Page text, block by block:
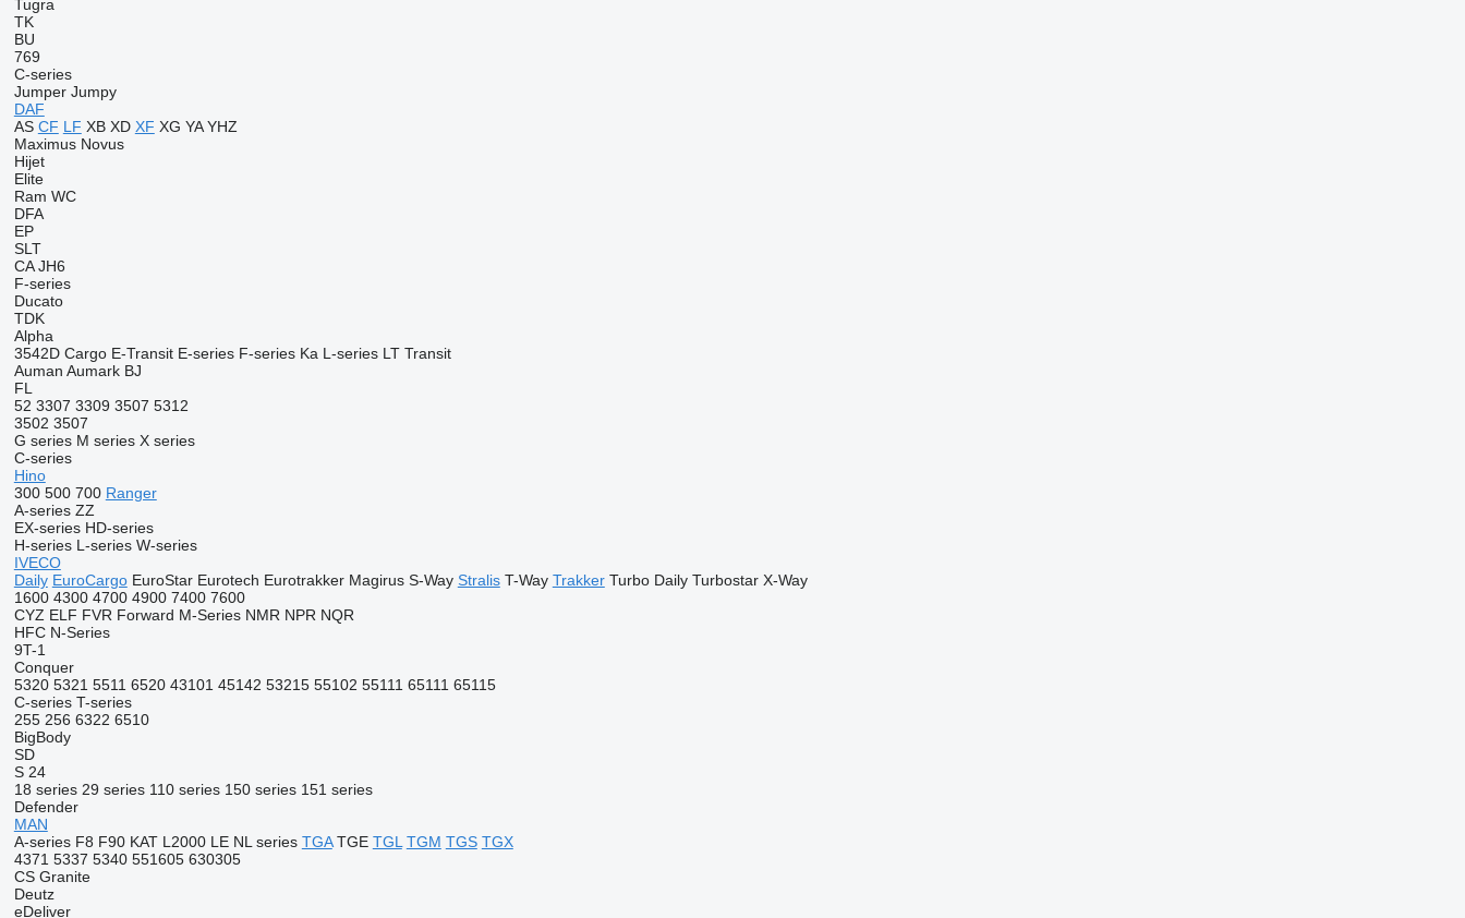
Tugra
TK
BU
769
C-series
Jumper Jumpy
DAF
AS CF LF XB XD XF XG YA YHZ
Maximus Novus
Hijet
Elite
Ram WC
DFA
EP
SLT
CA JH6
F-series
Ducato
TDK
Alpha
3542D Cargo E-Transit E-series F-series Ka L-series LT Transit
Auman Aumark BJ
FL
52 3307 3309 3507 5312
3502 3507
G series M series X series
C-series
Hino
300 500 700 Ranger
A-series ZZ
EX-series HD-series
H-series L-series W-series
IVECO
Daily EuroCargo EuroStar Eurotech Eurotrakker Magirus S-Way Stralis T-Way Trakker Turbo Daily Turbostar X-Way
1600 4300 4700 4900 7400 7600
CYZ ELF FVR Forward M-Series NMR NPR NQR
HFC N-Series
9T-1
Conquer
5320 5321 5511 6520 43101 45142 53215 55102 55111 65111 65115
C-series T-series
255 256 6322 6510
BigBody
SD
S 24
18 series 29 series 110 series 150 series 151 series
Defender
MAN
A-series F8 F90 KAT L2000 LE NL series TGA TGE TGL TGM TGS TGX
4371 5337 5340 551605 630305
CS Granite
Deutz
eDeliver